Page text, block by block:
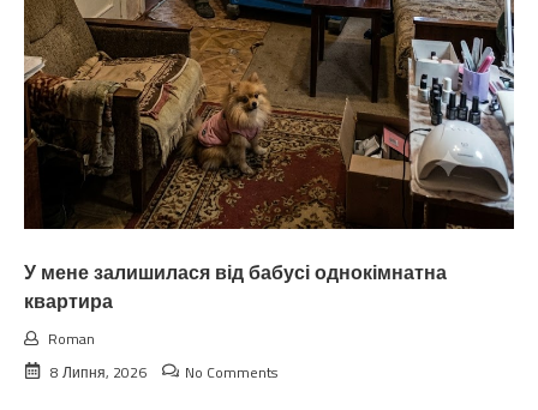
У мене залишилася від бабусі однокімнатна
квартира
Roman
8 Липня, 2026
No Comments